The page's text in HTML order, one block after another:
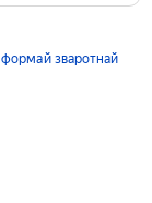
формай зваротнай